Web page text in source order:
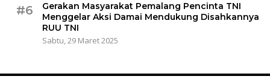
#6
Gerakan Masyarakat Pemalang Pencinta TNI
Menggelar Aksi Damai Mendukung Disahkannya
RUU TNI
Sabtu, 29 Maret 2025